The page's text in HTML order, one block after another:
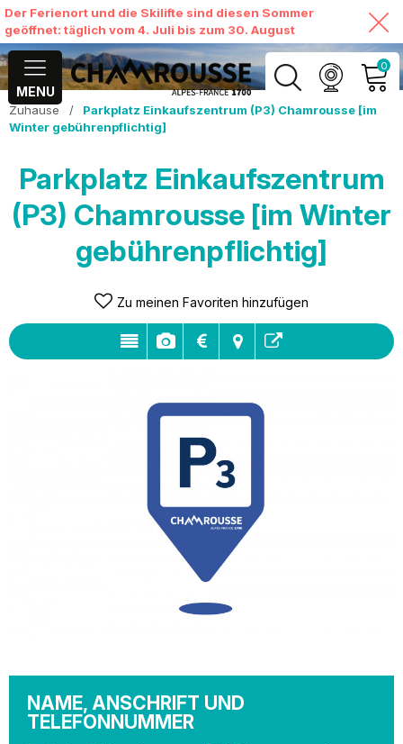
Der Ferienort und die Skilifte sind diesen Sommer
geöffnet: täglich vom 4. Juli bis zum 30. August
MENU
0
MEIN KONTO
ANSEHEN
Zuhause /
Parkplatz Einkaufszentrum (P3) Chamrousse [im
Winter gebührenpflichtig]
Parkplatz Einkaufszentrum
(P3) Chamrousse [im Winter
gebührenpflichtig]
Zu meinen Favoriten hinzufügen
NAME, ANSCHRIFT UND
TELEFONNUMMER